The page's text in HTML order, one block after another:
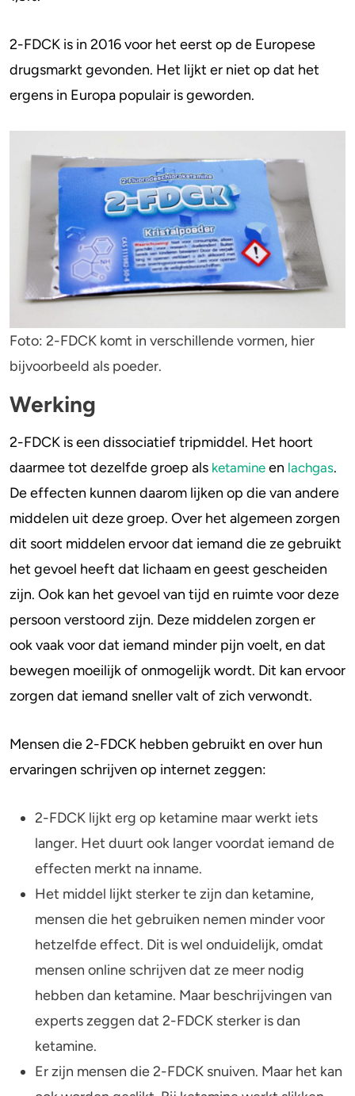
2-FDCK is in 2016 voor het eerst op de Europese
drugsmarkt gevonden. Het lijkt er niet op dat het
ergens in Europa populair is geworden.
Foto: 2-FDCK komt in verschillende vormen, hier
bijvoorbeeld als poeder.
Werking
2-FDCK is een dissociatief tripmiddel. Het hoort
daarmee tot dezelfde groep als ketamine en lachgas.
De effecten kunnen daarom lijken op die van andere
middelen uit deze groep. Over het algemeen zorgen
dit soort middelen ervoor dat iemand die ze gebruikt
het gevoel heeft dat lichaam en geest gescheiden
zijn. Ook kan het gevoel van tijd en ruimte voor deze
persoon verstoord zijn. Deze middelen zorgen er
ook vaak voor dat iemand minder pijn voelt, en dat
bewegen moeilijk of onmogelijk wordt. Dit kan ervoor
zorgen dat iemand sneller valt of zich verwondt.
Mensen die 2-FDCK hebben gebruikt en over hun
ervaringen schrijven op internet zeggen:
2-FDCK lijkt erg op ketamine maar werkt iets
langer. Het duurt ook langer voordat iemand de
effecten merkt na inname.
Het middel lijkt sterker te zijn dan ketamine,
mensen die het gebruiken nemen minder voor
hetzelfde effect. Dit is wel onduidelijk, omdat
mensen online schrijven dat ze meer nodig
hebben dan ketamine. Maar beschrijvingen van
experts zeggen dat 2-FDCK sterker is dan
ketamine.
Er zijn mensen die 2-FDCK snuiven. Maar het kan